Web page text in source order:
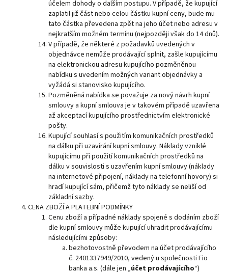
účelem dohody o dalším postupu. V případě, že kupující
zaplatil již část nebo celou částku kupní ceny, bude mu
tato částka převedena zpět na jeho účet nebo adresu v
nejkratším možném termínu (nejpozději však do 14 dnů).
V případě, že některé z požadavků uvedených v
objednávce nemůže prodávající splnit, zašle kupujícímu
na elektronickou adresu kupujícího pozměněnou
nabídku s uvedením možných variant objednávky a
vyžádá si stanovisko kupujícího.
Pozměněná nabídka se považuje za nový návrh kupní
smlouvy a kupní smlouva je v takovém případě uzavřena
až akceptací kupujícího prostřednictvím elektronické
pošty.
Kupující souhlasí s použitím komunikačních prostředků
na dálku při uzavírání kupní smlouvy. Náklady vzniklé
kupujícímu při použití komunikačních prostředků na
dálku v souvislosti s uzavřením kupní smlouvy (náklady
na internetové připojení, náklady na telefonní hovory) si
hradí kupující sám, přičemž tyto náklady se neliší od
základní sazby.
CENA ZBOŽÍ A PLATEBNÍ PODMÍNKY
Cenu zboží a případné náklady spojené s dodáním zboží
dle kupní smlouvy může kupující uhradit prodávajícímu
následujícími způsoby:
bezhotovostně převodem na účet prodávajícího
č. 2401337949/2010, vedený u společnosti Fio
banka a.s. (dále jen „účet prodávajícího“)